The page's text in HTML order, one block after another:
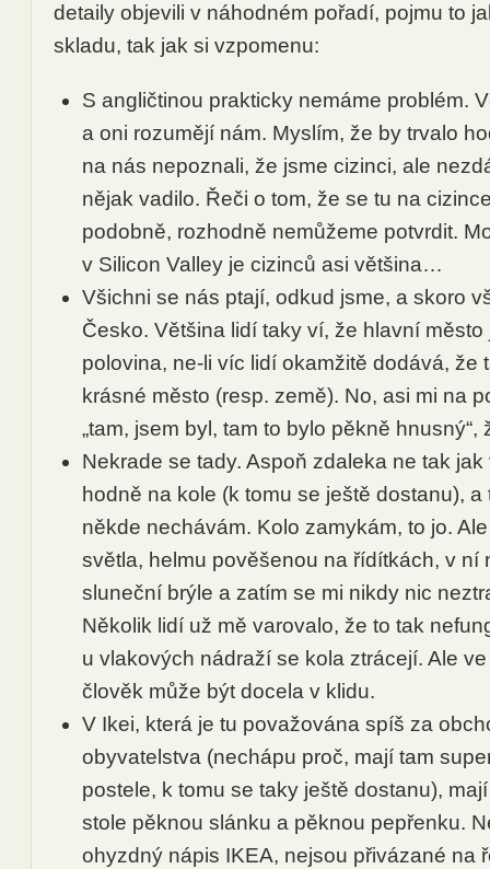
detaily objevili v náhodném pořadí, pojmu to
skladu, tak jak si vzpomenu:
S angličtinou prakticky nemáme problém.
a oni rozumějí nám. Myslím, že by trvalo
na nás nepoznali, že jsme cizinci, ale
nějak vadilo. Řeči o tom, že se tu na
podobně, rozhodně nemůžeme potvrdit.
v Silicon Valley je cizinců asi většina…
Všichni se nás ptají, odkud jsme, a skoro
Česko. Většina lidí taky ví, že hlavní
polovina, ne-li víc lidí okamžitě dodává, že
krásné město (resp. země). No, asi mi na
„tam, jsem byl, tam to bylo pěkně hnusný“,
Nekrade se tady. Aspoň zdaleka ne tak
hodně na kole (k tomu se ještě dostanu),
někde nechávám. Kolo zamykám, to jo.
světla, helmu pověšenou na řídítkách, v ní
sluneční brýle a zatím se mi nikdy nic
Několik lidí už mě varovalo, že to tak
u vlakových nádraží se kola ztrácejí. Ale ve
člověk může být docela v klidu.
V Ikei, která je tu považována spíš za
obyvatelstva (nechápu proč, mají tam
postele, k tomu se taky ještě dostanu),
stole pěknou slánku a pěknou pepřenku.
ohyzdný nápis IKEA, nejsou přivázané na